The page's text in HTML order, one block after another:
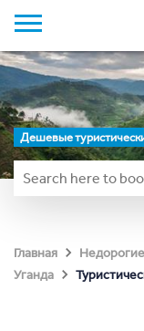
Дешевые
Главная
Уганда